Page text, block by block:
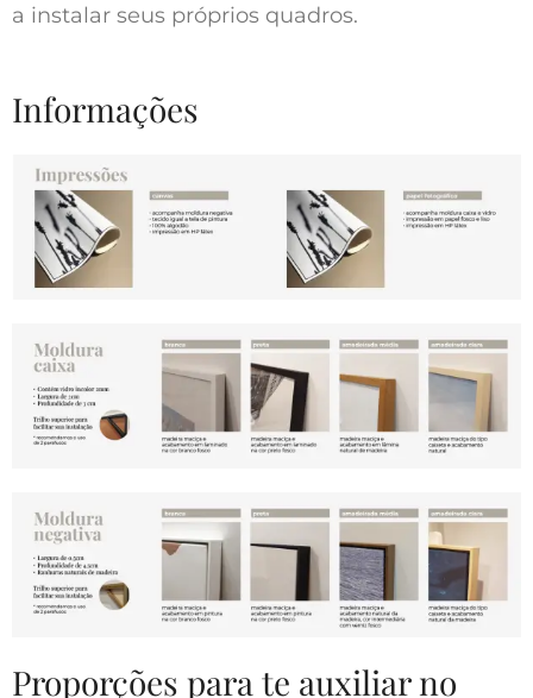
a instalar seus próprios quadros.
Informações
Proporções para te auxiliar no